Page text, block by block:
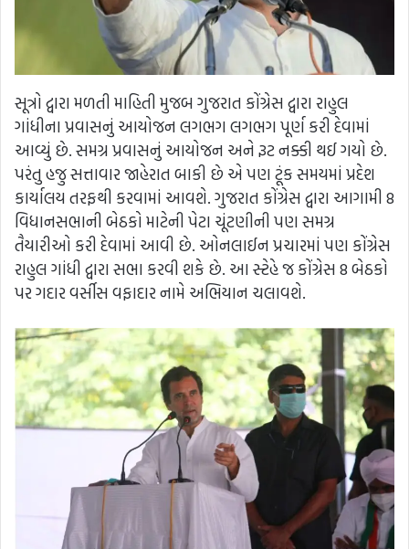
સૂત્રો દ્વારા મળતી માહિતી મુજબ ગુજરાત કોંગ્રેસ દ્વારા રાહુલ
ગાંધીના પ્રવાસનું આયોજન લગભગ લગભગ પૂર્ણ કરી દેવામાં
આવ્યું છે. સમગ્ર પ્રવાસનું આયોજન અને રૂટ નક્કી થઈ ગયો છે.
પરંતુ હજુ સત્તાવાર જાહેરાત બાકી છે એ પણ ટૂંક સમયમાં પ્રદેશ
કાર્યાલય તરફથી કરવામાં આવશે. ગુજરાત કોંગ્રેસ દ્વારા આગામી 8
વિધાનસભાની બેઠકો માટેની પેટા ચૂંટણીની પણ સમગ્ર
તૈયારીઓ કરી દેવામાં આવી છે. ઓનલાઈન પ્રચારમાં પણ કોંગ્રેસ
રાહુલ ગાંધી દ્વારા સભા કરવી શકે છે. આ સ્ટેહે જ કોંગ્રેસ 8 બેઠકો
પર ગદાર વર્સીસ વફાદાર નામે અભિયાન ચલાવશે.